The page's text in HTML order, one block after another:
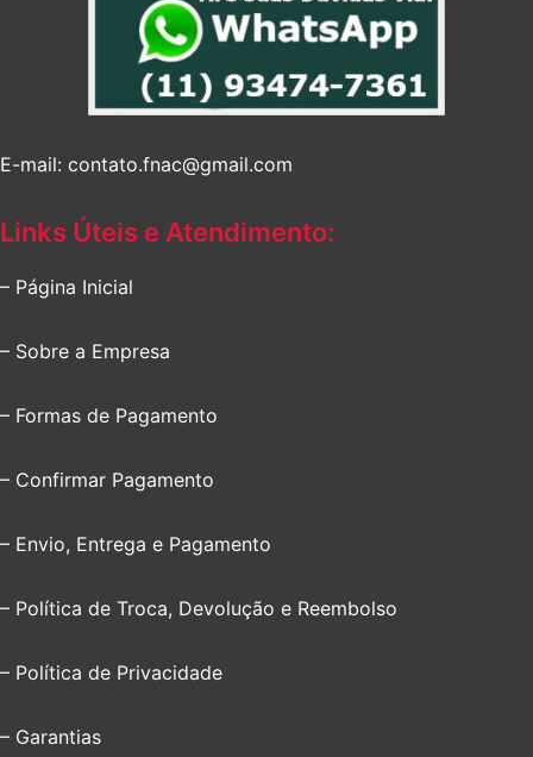
E-mail: contato.fnac@gmail.com
Links Úteis e Atendimento:
– Página Inicial
– Sobre a Empresa
– Formas de Pagamento
– Confirmar Pagamento
– Envio, Entrega e Pagamento
– Política de Troca, Devolução e Reembolso
– Política de Privacidade
– Garantias